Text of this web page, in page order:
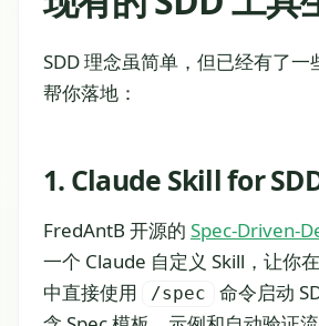
SDD 理念虽简单，但已经有了一
帮你落地：
1. Claude Skill for
FredAntB 开源的 Spec-Driven-
一个 Claude 自定义 Skill，让你
中直接使用
/spec
命令启动